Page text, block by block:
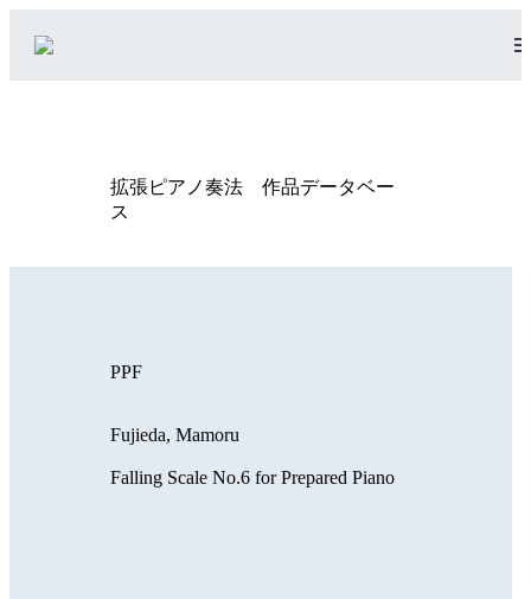
拡張ピアノ奏法 作品データベー
ス
PPF
Fujieda, Mamoru
Falling Scale No.6 for Prepared Piano